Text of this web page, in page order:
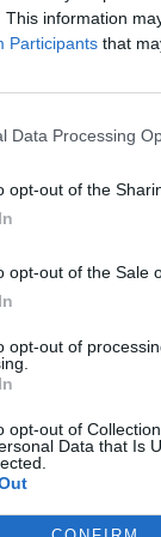
This information
Participants that
Data Processing
opt-out of the
opt-out of the Sale
opt-out of
opt-out of
Data that Is
külföldi
cikkarchívum
elmúlt 2 év
Előfizetés